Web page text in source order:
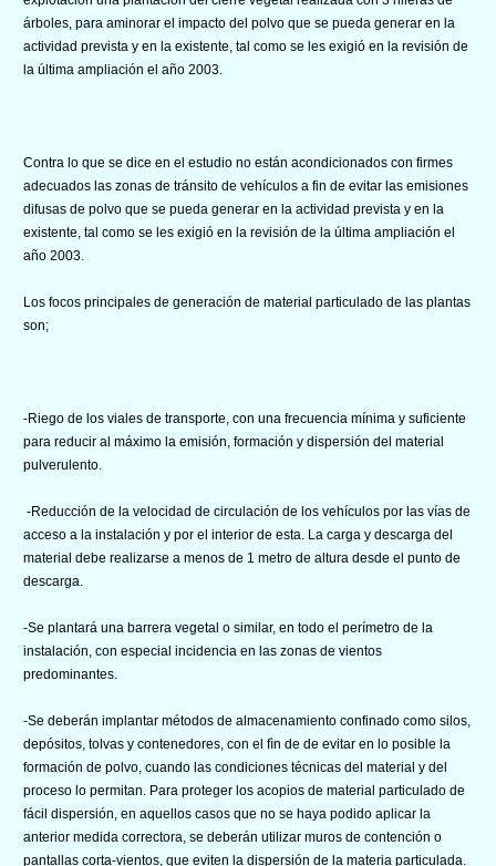
árboles, para aminorar el impacto del polvo que se pueda generar en la
actividad prevista y en la existente, tal como se les exigió en la revisión de
la última ampliación el año 2003.
Contra lo que se dice en el estudio no están acondicionados con firmes
adecuados las zonas de tránsito de vehículos a fin de evitar las emisiones
difusas de polvo que se pueda generar en la actividad prevista y en la
existente, tal como se les exigió en la revisión de la última ampliación el
año 2003.
Los focos principales de generación de material particulado de las plantas
son;
-Riego de los viales de transporte, con una frecuencia mínima y suficiente
para reducir al máximo la emisión, formación y dispersión del material
pulverulento.
-Reducción de la velocidad de circulación de los vehículos por las vías de
acceso a la instalación y por el interior de esta. La carga y descarga del
material debe realizarse a menos de 1 metro de altura desde el punto de
descarga.
-Se plantará una barrera vegetal o similar, en todo el perímetro de la
instalación, con especial incidencia en las zonas de vientos
predominantes.
-Se deberán implantar métodos de almacenamiento confinado como silos,
depósitos, tolvas y contenedores, con el fìn de de evitar en lo posible la
formación de polvo, cuando las condiciones técnicas del material y del
proceso lo permitan. Para proteger los acopios de material particulado de
fácil dispersión, en aquellos casos que no se haya podido aplicar la
anterior medida correctora, se deberán utilizar muros de contención o
pantallas corta-vientos, que eviten la dispersión de la materia particulada.